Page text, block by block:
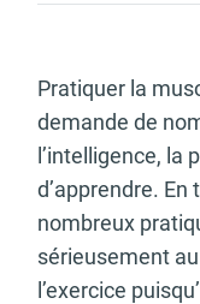
Pratiquer la
demande de
l’intelligence, la
d’apprendre. En
nombreux
sérieusement
l’exercice